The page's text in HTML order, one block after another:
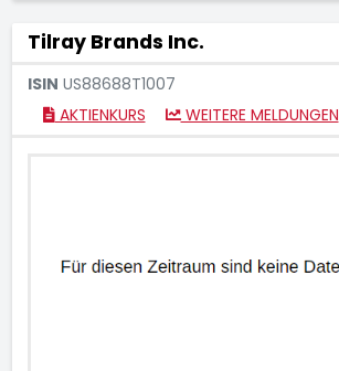
Tilray Brands Inc.
ISIN US88688T1007
AKTIENKURS
WEITERE MELDUNGEN